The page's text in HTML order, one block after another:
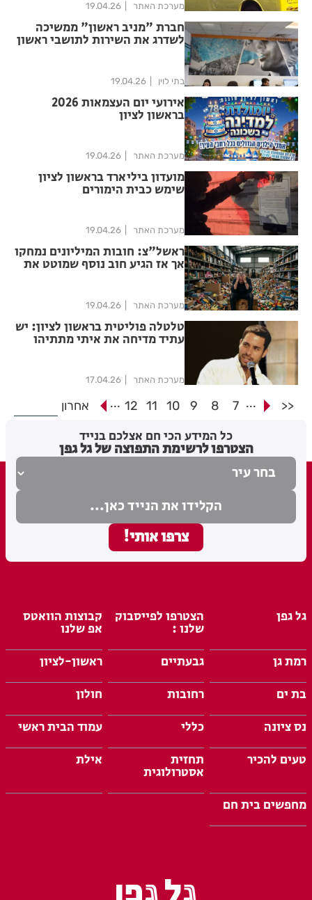
מערכת האתר 19.04.26
חברת "מניב ראשון" ממשיכה
לשדרג את השירות לתושבי ראשון
בתי לוין 19.04.26
אירועי יום העצמאות 2026
בראשון לציון
מערכת האתר 19.04.26
מועדון ביליארד בראשון לציון
שימש כבית הימורים
מערכת האתר 19.04.26
ראשל"צ: חובות המיליונים נמחקו
אך אז הגיע חוב נוסף שמוטט את
מערכת האתר 19.04.26
טלטלה פוליטית בראשון לציון: יש
עתיד מדיחה את איתי מתתיהו
מערכת האתר 17.04.26
<<
...
7
8
9
10
11
12
... אחרון
כל המידע הכי חם אצלכם בנייד
הצטרפו לרשימת התפוצה של גל גפן
גל גפן הצטרפו לפייסבוק
שלנו :
קבוצות הוואטס
אפ שלנו
רמת גן
גבעתיים
ראשון-לציון
בת ים
רחובות
חולון
נס ציונה
כללי
עמוד הבית ראשי
טעים להכיר
תחזית
אסטרולוגית
אילת
מחפשים בית חם